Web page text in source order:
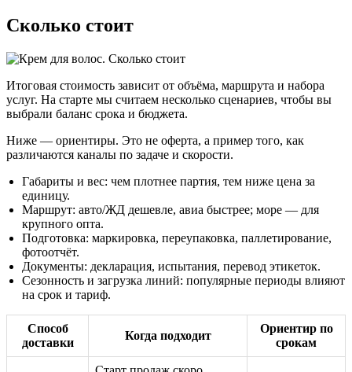
Сколько стоит
Итоговая стоимость зависит от объёма, маршрута и набора
услуг. На старте мы считаем несколько сценариев, чтобы вы
выбрали баланс срока и бюджета.
Ниже — ориентиры. Это не оферта, а пример того, как
различаются каналы по задаче и скорости.
Габариты и вес: чем плотнее партия, тем ниже цена за
единицу.
Маршрут: авто/ЖД дешевле, авиа быстрее; море — для
крупного опта.
Подготовка: маркировка, переупаковка, паллетирование,
фотоотчёт.
Документы: декларация, испытания, перевод этикеток.
Сезонность и загрузка линий: популярные периоды влияют
на срок и тариф.
Способ
доставки
Когда подходит
Ориентир по
срокам